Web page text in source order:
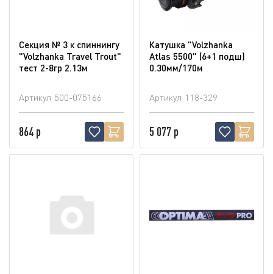
Секция № 3 к спиннингу
"Volzhanka Travel Trout"
тест 2-8гр 2.13м
Артикул 500-075166
864 р
Катушка "Volzhanka
Atlas 5500" (6+1 подш)
0.30мм/170м
Артикул 118-329
5 077 р